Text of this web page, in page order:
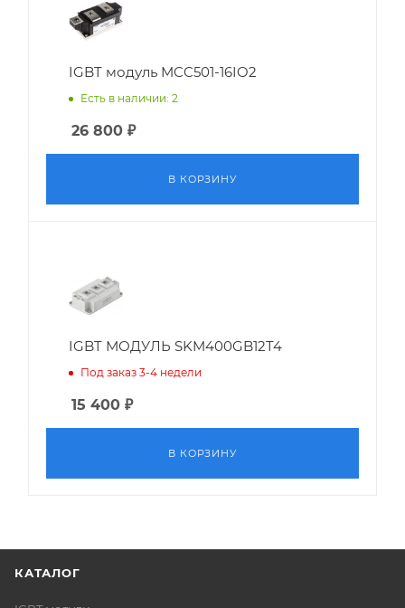
IGBT модуль MCC501-16IO2
Есть в наличии: 2
26 800 ₽
В КОРЗИНУ
IGBT МОДУЛЬ SKM400GB12T4
Под заказ 3-4 недели
15 400 ₽
В КОРЗИНУ
КАТАЛОГ